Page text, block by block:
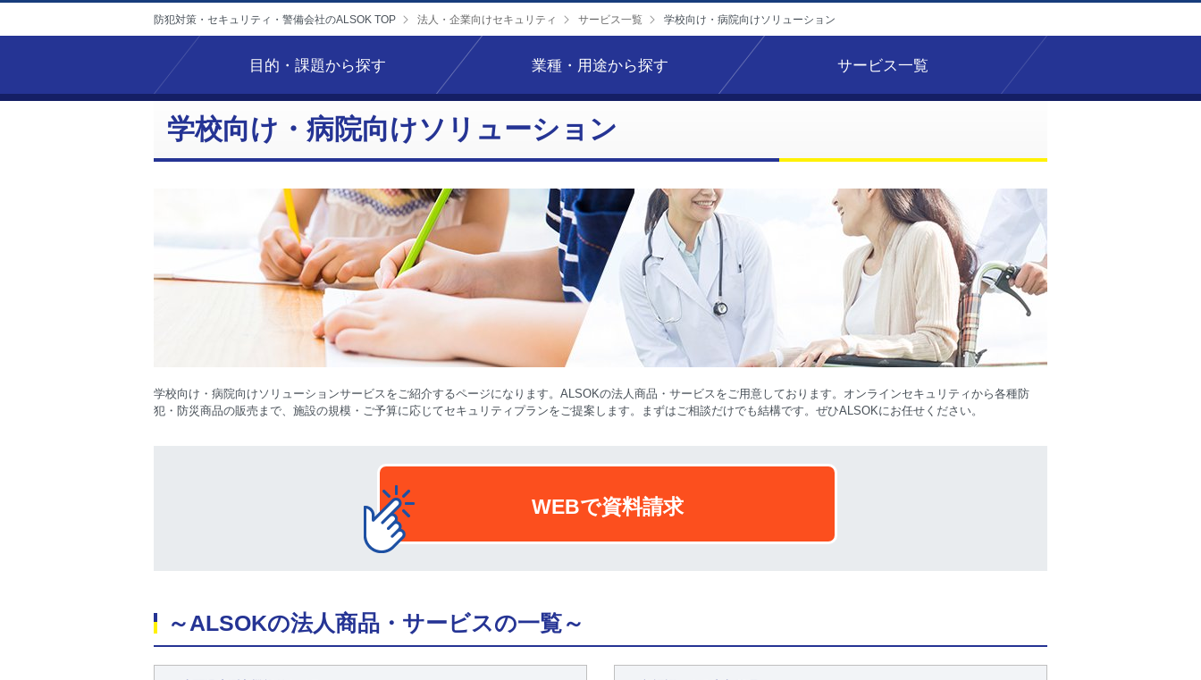
防犯対策・セキュリティ・警備会社のALSOK TOP 法人・企業向けセキュリティ サービス一覧 学校向け・病院向けソリューション
目的・課題から探す 業種・用途から探す サービス一覧
学校向け・病院向けソリューション
学校向け・病院向けソリューションサービスをご紹介するページになります。ALSOKの法人商品・サービスをご用意しております。オンラインセキュリティから各種防
犯・防災商品の販売まで、施設の規模・ご予算に応じてセキュリティプランをご提案します。まずはご相談だけでも結構です。ぜひALSOKにお任せください。
WEBで資料請求
～ALSOKの法人商品・サービスの一覧～